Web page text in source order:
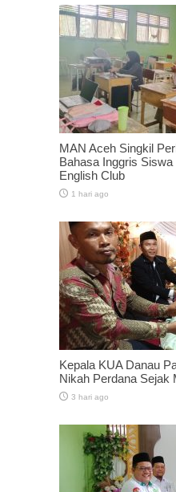
MAN Aceh Singkil
Bahasa Inggris
English Club
1 hari ago
Kepala KUA Danau
Nikah Perdana Sejak
3 hari ago